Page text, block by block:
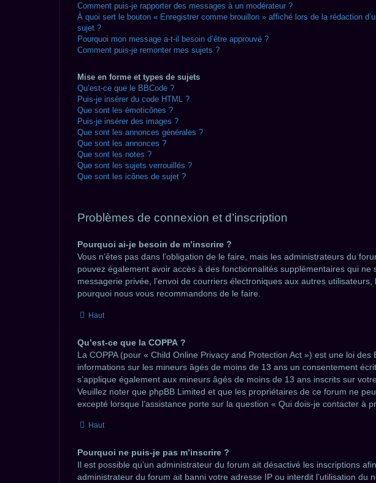
Comment puis-je rapporter des messages à un modérateur ?
À quoi sert le bouton « Enregistrer comme brouillon » affiché lors de la rédaction
sujet ?
Pourquoi mon message a-t-il besoin d’être approuvé ?
Comment puis-je remonter mes sujets ?
Mise en forme et types de sujets
Qu’est-ce que le BBCode ?
Puis-je insérer du code HTML ?
Que sont les émoticônes ?
Puis-je insérer des images ?
Que sont les annonces générales ?
Que sont les annonces ?
Que sont les notes ?
Que sont les sujets verrouillés ?
Que sont les icônes de sujet ?
Problèmes de connexion et d’inscription
Pourquoi ai-je besoin de m’inscrire ?
Vous n’êtes pas dans l’obligation de le faire, mais les administrateurs du
pouvez également avoir accès à des fonctionnalités supplémentaires qui ne
messagerie privée, l’envoi de courriers électroniques aux autres
pourquoi nous vous recommandons de le faire.
Haut
Qu’est-ce que la COPPA ?
La COPPA (pour « Child Online Privacy and Protection Act ») est une loi
informations sur les mineurs âgés de moins de 13 ans un consentement
s’applique également aux mineurs âgés de moins de 13 ans inscrits sur
Veuillez noter que phpBB Limited et que les propriétaires de ce forum ne
excepté lorsque l’assistance porte sur la question « Qui dois-je contacter à
Haut
Pourquoi ne puis-je pas m’inscrire ?
Il est possible qu’un administrateur du forum ait désactivé les inscriptions
administrateur du forum ait banni votre adresse IP ou interdit l’utilisation du